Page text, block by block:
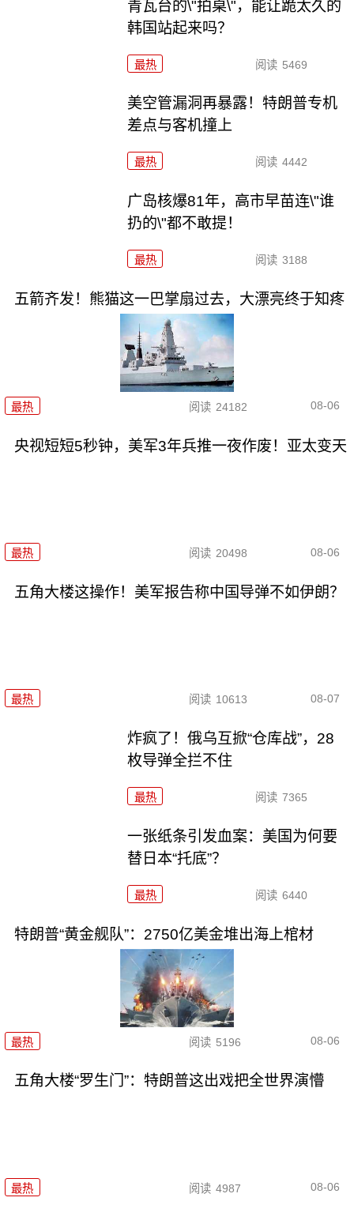
青瓦台的\"拍桌\"，能让跪太久的
韩国站起来吗？
最热 阅读 5469
美空管漏洞再暴露！特朗普专机
差点与客机撞上
最热 阅读 4442
广岛核爆81年，高市早苗连\"谁
扔的\"都不敢提！
最热 阅读 3188
五箭齐发！熊猫这一巴掌扇过去，大漂亮终于知疼
最热 阅读 24182 08-06
央视短短5秒钟，美军3年兵推一夜作废！亚太变天
最热 阅读 20498 08-06
五角大楼这操作！美军报告称中国导弹不如伊朗？
最热 阅读 10613 08-07
炸疯了！俄乌互掀“仓库战”，28
枚导弹全拦不住
最热 阅读 7365
一张纸条引发血案：美国为何要
替日本“托底”？
最热 阅读 6440
特朗普“黄金舰队”：2750亿美金堆出海上棺材
最热 阅读 5196 08-06
五角大楼“罗生门”：特朗普这出戏把全世界演懵
最热 阅读 4987 08-06